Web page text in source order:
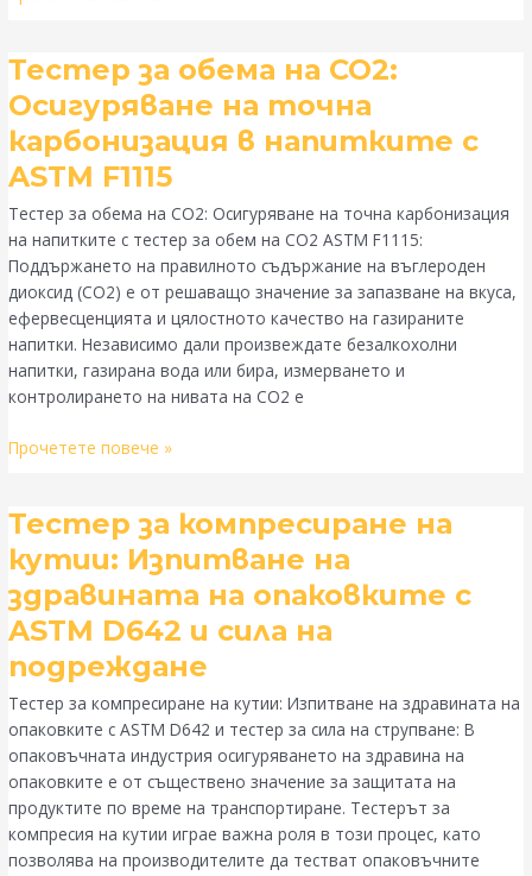
Тестер за обема на CO2:
Осигуряване на точна
карбонизация в напитките с
ASTM F1115
Тестер за обема на CO2: Осигуряване на точна карбонизация
на напитките с тестер за обем на CO2 ASTM F1115:
Поддържането на правилното съдържание на въглероден
диоксид (CO2) е от решаващо значение за запазване на вкуса,
ефервесценцията и цялостното качество на газираните
напитки. Независимо дали произвеждате безалкохолни
напитки, газирана вода или бира, измерването и
контролирането на нивата на CO2 е
Тестер
за
обема
на
CO2:
на
точна
карбонизация
в
напитките
с
ASTM
F1115
Прочетете повече »
Тестер за компресиране на
кутии: Изпитване на
здравината на опаковките с
ASTM D642 и сила на
подреждане
Тестер за компресиране на кутии: Изпитване на здравината на
опаковките с ASTM D642 и тестер за сила на струпване: В
опаковъчната индустрия осигуряването на здравина на
опаковките е от съществено значение за защитата на
продуктите по време на транспортиране. Тестерът за
компресия на кутии играе важна роля в този процес, като
позволява на производителите да тестват опаковъчните
Тестер
за
компресиране
на
кутии:
Изпитване
на
здравината
на
опаковките
с
ASTM
D642
и